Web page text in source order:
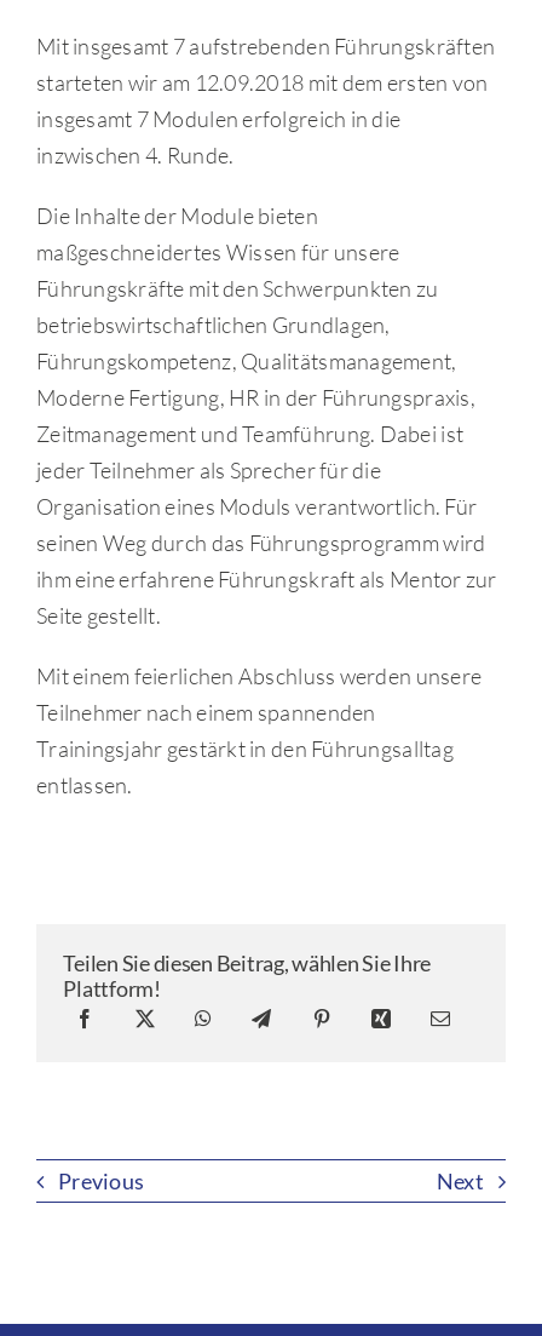
Mit insgesamt 7 aufstrebenden Führungskräften
starteten wir am 12.09.2018 mit dem ersten von
insgesamt 7 Modulen erfolgreich in die
inzwischen 4. Runde.
Die Inhalte der Module bieten
maßgeschneidertes Wissen für unsere
Führungskräfte mit den Schwerpunkten zu
betriebswirtschaftlichen Grundlagen,
Führungskompetenz, Qualitätsmanagement,
Moderne Fertigung, HR in der Führungspraxis,
Zeitmanagement und Teamführung. Dabei ist
jeder Teilnehmer als Sprecher für die
Organisation eines Moduls verantwortlich. Für
seinen Weg durch das Führungsprogramm wird
ihm eine erfahrene Führungskraft als Mentor zur
Seite gestellt.
Mit einem feierlichen Abschluss werden unsere
Teilnehmer nach einem spannenden
Trainingsjahr gestärkt in den Führungsalltag
entlassen.
Teilen Sie diesen Beitrag, wählen Sie Ihre
Plattform!
Previous Next